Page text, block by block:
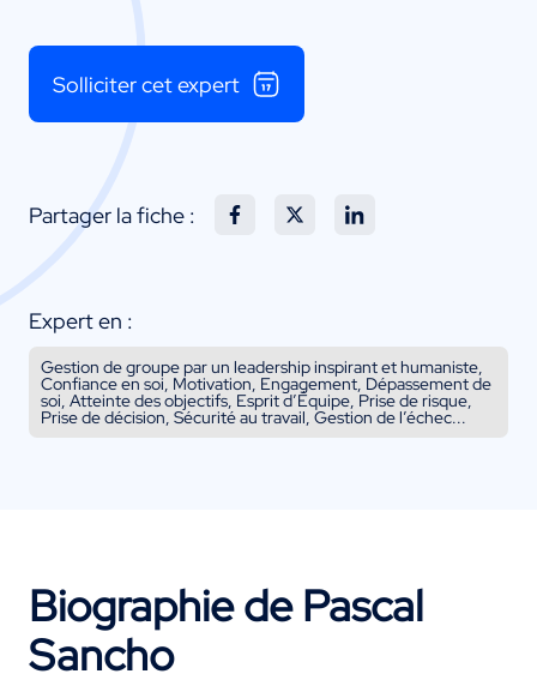
Solliciter cet expert
Partager la fiche :
Expert en :
Gestion de groupe par un leadership inspirant et humaniste,
Confiance en soi, Motivation, Engagement, Dépassement de
soi, Atteinte des objectifs, Esprit d’Équipe, Prise de risque,
Prise de décision, Sécurité au travail, Gestion de l’échec...
Biographie de Pascal
Sancho